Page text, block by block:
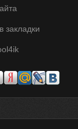
закладки